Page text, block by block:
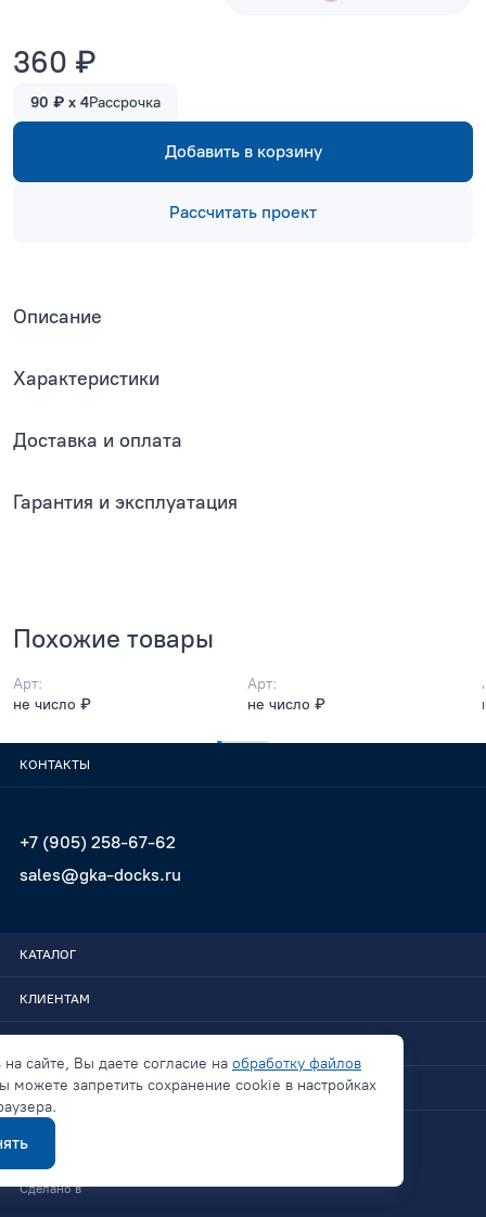
360 ₽
90 ₽ x 4Рассрочка
Добавить в корзину
Рассчитать проект
Описание
Характеристики
Доставка и оплата
Гарантия и эксплуатация
Похожие товары
Арт:
не число ₽
Арт:
не число ₽
КОНТАКТЫ
+7 (905) 258-67-62
sales@gka-docks.ru
КАТАЛОГ
КЛИЕНТАМ
СВЯЗАТЬСЯ
Политика конфиденциальности
Сделано в
на сайте, Вы даете согласие на обработку файлов
можете запретить сохранение cookie в настройках